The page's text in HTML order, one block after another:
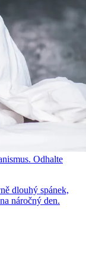
Odhalte
dlouhý spánek,
náročný den.